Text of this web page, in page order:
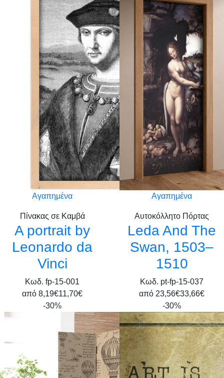
Αγαπημένα
Πίνακας σε Καμβά
A portrait by
Leonardo da
Vinci
Κωδ. fp-15-001
από 8,19€11,70€
Αγαπημένα
Αυτοκόλλητο Πόρτας
Leda And The
Swan, 1503–
1510
Κωδ. pt-fp-15-037
από 23,56€33,66€
-30%
-30%